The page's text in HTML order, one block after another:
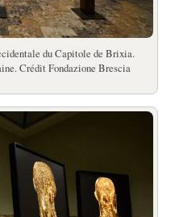
du Capitole de Brixia.
Crédit Fondazione Brescia